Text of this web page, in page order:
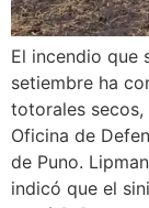
El incendio que
setiembre ha
totorales secos,
Oficina de
de Puno.
indicó que el